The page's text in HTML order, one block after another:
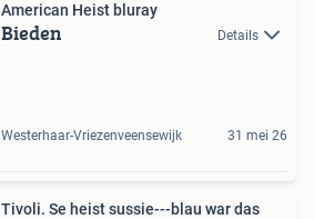
American Heist bluray
Bieden Details
Westerhaar-Vriezenveensewijk 31 mei 26
Tivoli. Se heist sussie---blau war das